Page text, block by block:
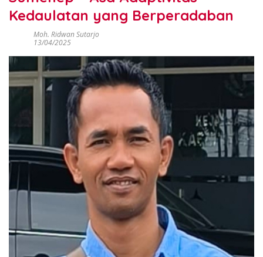
Kedaulatan yang Berperadaban
Moh. Ridwan Sutarjo
13/04/2025